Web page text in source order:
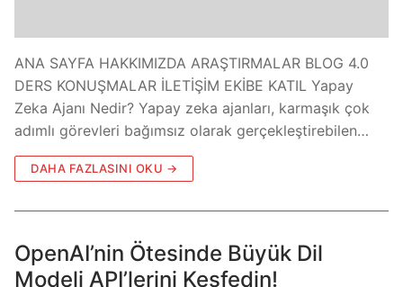
ANA SAYFA HAKKIMIZDA ARAŞTIRMALAR BLOG 4.0
DERS KONUŞMALAR İLETİŞİM EKİBE KATIL Yapay
Zeka Ajanı Nedir? Yapay zeka ajanları, karmaşık çok
adımlı görevleri bağımsız olarak gerçekleştirebilen…
DAHA FAZLASINI OKU →
OpenAI’nin Ötesinde Büyük Dil
Modeli API’lerini Keşfedin!